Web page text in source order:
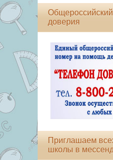
доверия
Приглашаем
школы в